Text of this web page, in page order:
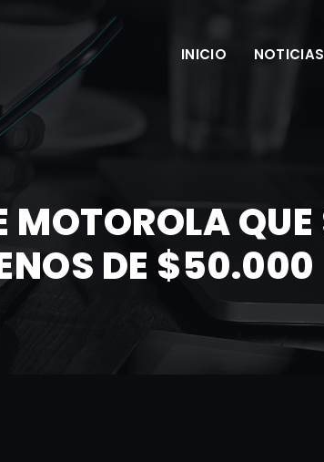
INICIO NOTICIAS
QUE
DE $50.000